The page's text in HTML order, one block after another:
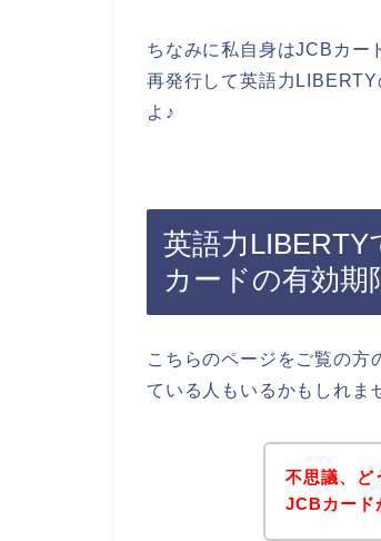
ちなみに私自身はJCBカー
再発行して英語力
よ♪
英語力
カードの有効期
こちらのページをご覧の方
ている人もいるかもしれま
不思議、ど
JCBカード